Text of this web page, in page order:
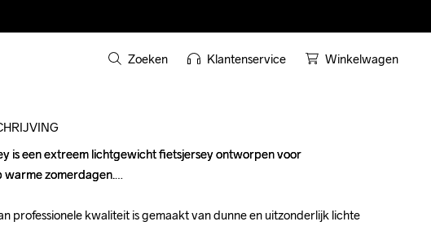
Zoeken Klantenservice Winkelwagen
is een extreem lichtgewicht fietsjersey ontworpen voor
warme zomerdagen.
professionele kwaliteit is gemaakt van dunne en uitzonderlijk lichte
is een extreem lichtgewicht fietsjersey ontworpen voor
warme zomerdagen.
professionele kwaliteit is gemaakt van dunne en uitzonderlijk lichte